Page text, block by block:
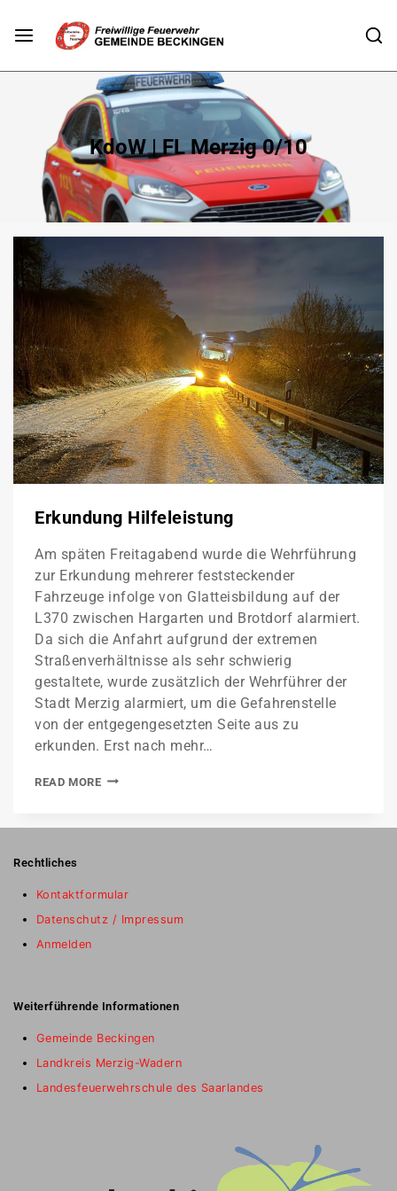
KdoW | FL Merzig 0/10
Erkundung Hilfeleistung
Am späten Freitagabend wurde die Wehrführung
zur Erkundung mehrerer feststeckender
Fahrzeuge infolge von Glatteisbildung auf der
L370 zwischen Hargarten und Brotdorf alarmiert.
Da sich die Anfahrt aufgrund der extremen
Straßenverhältnisse als sehr schwierig
gestaltete, wurde zusätzlich der Wehrführer der
Stadt Merzig alarmiert, um die Gefahrenstelle
von der entgegengesetzten Seite aus zu
erkunden. Erst nach mehr…
READ MORE
Rechtliches
Kontaktformular
Datenschutz / Impressum
Anmelden
Weiterführende Informationen
Gemeinde Beckingen
Landkreis Merzig-Wadern
Landesfeuerwehrschule des Saarlandes